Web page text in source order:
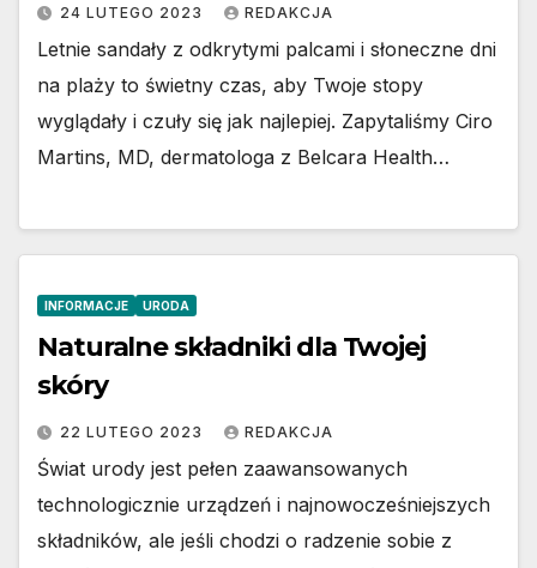
24 LUTEGO 2023 REDAKCJA
Letnie sandały z odkrytymi palcami i słoneczne dni
na plaży to świetny czas, aby Twoje stopy
wyglądały i czuły się jak najlepiej. Zapytaliśmy Ciro
Martins, MD, dermatologa z Belcara Health…
INFORMACJE URODA
Naturalne składniki dla Twojej
skóry
22 LUTEGO 2023 REDAKCJA
Świat urody jest pełen zaawansowanych
technologicznie urządzeń i najnowocześniejszych
składników, ale jeśli chodzi o radzenie sobie z